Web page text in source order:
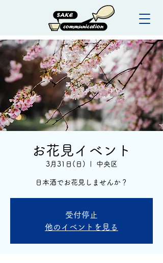
お花見イベント
3月31日(日) 中央区
日本酒でお花見しませんか？
受付停止
他のイベントを見る